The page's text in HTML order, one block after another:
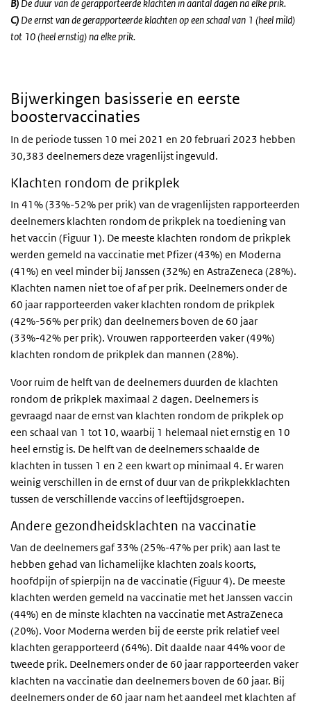
B) De duur van de gerapporteerde klachten in aantal dagen na elke prik.
C) De ernst van de gerapporteerde klachten op een schaal van 1 (heel mild)
tot 10 (heel ernstig) na elke prik.
Bijwerkingen basisserie en eerste
boostervaccinaties
In de periode tussen 10 mei 2021 en 20 februari 2023 hebben
30,383 deelnemers deze vragenlijst ingevuld.
Klachten rondom de prikplek
In 41% (33%-52% per prik) van de vragenlijsten rapporteerden
deelnemers klachten rondom de prikplek na toediening van
het vaccin (Figuur 1). De meeste klachten rondom de prikplek
werden gemeld na vaccinatie met Pfizer (43%) en Moderna
(41%) en veel minder bij Janssen (32%) en AstraZeneca (28%).
Klachten namen niet toe of af per prik. Deelnemers onder de
60 jaar rapporteerden vaker klachten rondom de prikplek
(42%-56% per prik) dan deelnemers boven de 60 jaar
(33%-42% per prik). Vrouwen rapporteerden vaker (49%)
klachten rondom de prikplek dan mannen (28%).
Voor ruim de helft van de deelnemers duurden de klachten
rondom de prikplek maximaal 2 dagen. Deelnemers is
gevraagd naar de ernst van klachten rondom de prikplek op
een schaal van 1 tot 10, waarbij 1 helemaal niet ernstig en 10
heel ernstig is. De helft van de deelnemers schaalde de
klachten in tussen 1 en 2 een kwart op minimaal 4. Er waren
weinig verschillen in de ernst of duur van de prikplekklachten
tussen de verschillende vaccins of leeftijdsgroepen.
Andere gezondheidsklachten na vaccinatie
Van de deelnemers gaf 33% (25%-47% per prik) aan last te
hebben gehad van lichamelijke klachten zoals koorts,
hoofdpijn of spierpijn na de vaccinatie (Figuur 4). De meeste
klachten werden gemeld na vaccinatie met het Janssen vaccin
(44%) en de minste klachten na vaccinatie met AstraZeneca
(20%). Voor Moderna werden bij de eerste prik relatief veel
klachten gerapporteerd (64%). Dit daalde naar 44% voor de
tweede prik. Deelnemers onder de 60 jaar rapporteerden vaker
klachten na vaccinatie dan deelnemers boven de 60 jaar. Bij
deelnemers onder de 60 jaar nam het aandeel met klachten af